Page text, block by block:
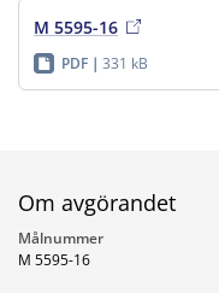
M 5595-16
PDF 331 kB
Om avgörandet
Målnummer
M 5595-16